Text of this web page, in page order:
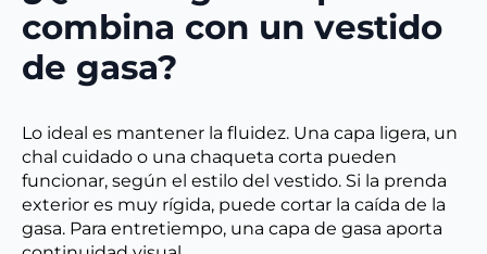
combina con un vestido
de gasa?
Lo ideal es mantener la fluidez. Una capa ligera, un
chal cuidado o una chaqueta corta pueden
funcionar, según el estilo del vestido. Si la prenda
exterior es muy rígida, puede cortar la caída de la
gasa. Para entretiempo, una capa de gasa aporta